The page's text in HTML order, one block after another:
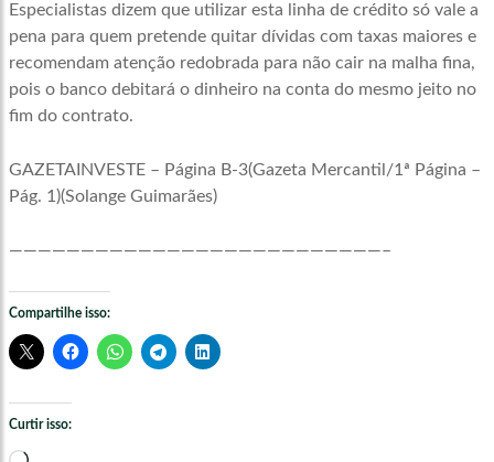
Especialistas dizem que utilizar esta linha de crédito só vale a
pena para quem pretende quitar dívidas com taxas maiores e
recomendam atenção redobrada para não cair na malha fina,
pois o banco debitará o dinheiro na conta do mesmo jeito no
fim do contrato.
GAZETAINVESTE – Página B-3(Gazeta Mercantil/1ª Página –
Pág. 1)(Solange Guimarães)
——————————————————————————–
Compartilhe isso:
Curtir isso:
Carregando...